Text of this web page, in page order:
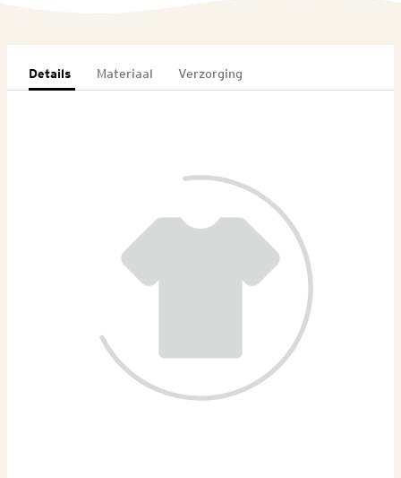
Details Materiaal Verzorging